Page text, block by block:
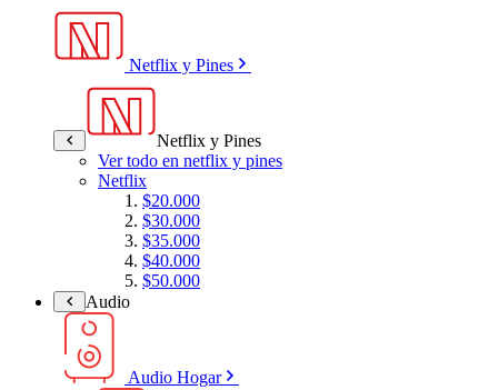
Netflix y Pines
Netflix y Pines
Ver todo en netflix y pines
Netflix
$20.000
$30.000
$35.000
$40.000
$50.000
Audio
Audio Hogar